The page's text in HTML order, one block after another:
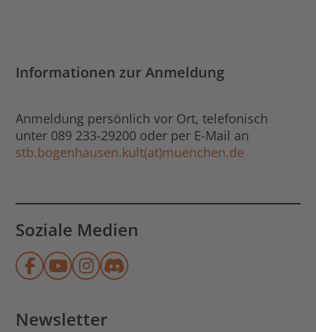
Informationen zur Anmeldung
Anmeldung persönlich vor Ort, telefonisch
unter 089 233-29200 oder per E-Mail an
stb.bogenhausen.kult(at)muenchen.de
Soziale Medien
Münchner Stadtbibliothek auf
Münchner Stadtbibliothek auf
Münchner Stadtbibliothek
Münchner
Newsletter